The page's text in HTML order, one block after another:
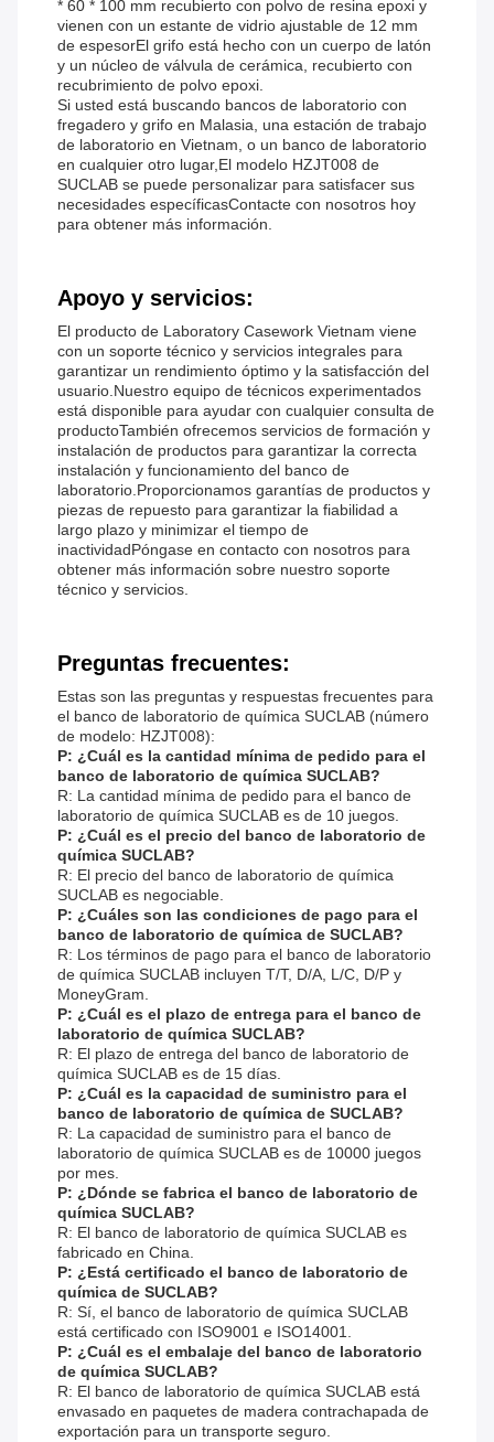
* 60 * 100 mm recubierto con polvo de resina epoxi y
vienen con un estante de vidrio ajustable de 12 mm
de espesorEl grifo está hecho con un cuerpo de latón
y un núcleo de válvula de cerámica, recubierto con
recubrimiento de polvo epoxi.
Si usted está buscando bancos de laboratorio con
fregadero y grifo en Malasia, una estación de trabajo
de laboratorio en Vietnam, o un banco de laboratorio
en cualquier otro lugar,El modelo HZJT008 de
SUCLAB se puede personalizar para satisfacer sus
necesidades específicasContacte con nosotros hoy
para obtener más información.
Apoyo y servicios:
El producto de Laboratory Casework Vietnam viene
con un soporte técnico y servicios integrales para
garantizar un rendimiento óptimo y la satisfacción del
usuario.Nuestro equipo de técnicos experimentados
está disponible para ayudar con cualquier consulta de
productoTambién ofrecemos servicios de formación y
instalación de productos para garantizar la correcta
instalación y funcionamiento del banco de
laboratorio.Proporcionamos garantías de productos y
piezas de repuesto para garantizar la fiabilidad a
largo plazo y minimizar el tiempo de
inactividadPóngase en contacto con nosotros para
obtener más información sobre nuestro soporte
técnico y servicios.
Preguntas frecuentes:
Estas son las preguntas y respuestas frecuentes para
el banco de laboratorio de química SUCLAB (número
de modelo: HZJT008):
P: ¿Cuál es la cantidad mínima de pedido para el
banco de laboratorio de química SUCLAB?
R: La cantidad mínima de pedido para el banco de
laboratorio de química SUCLAB es de 10 juegos.
P: ¿Cuál es el precio del banco de laboratorio de
química SUCLAB?
R: El precio del banco de laboratorio de química
SUCLAB es negociable.
P: ¿Cuáles son las condiciones de pago para el
banco de laboratorio de química de SUCLAB?
R: Los términos de pago para el banco de laboratorio
de química SUCLAB incluyen T/T, D/A, L/C, D/P y
MoneyGram.
P: ¿Cuál es el plazo de entrega para el banco de
laboratorio de química SUCLAB?
R: El plazo de entrega del banco de laboratorio de
química SUCLAB es de 15 días.
P: ¿Cuál es la capacidad de suministro para el
banco de laboratorio de química de SUCLAB?
R: La capacidad de suministro para el banco de
laboratorio de química SUCLAB es de 10000 juegos
por mes.
P: ¿Dónde se fabrica el banco de laboratorio de
química SUCLAB?
R: El banco de laboratorio de química SUCLAB es
fabricado en China.
P: ¿Está certificado el banco de laboratorio de
química de SUCLAB?
R: Sí, el banco de laboratorio de química SUCLAB
está certificado con ISO9001 e ISO14001.
P: ¿Cuál es el embalaje del banco de laboratorio
de química SUCLAB?
R: El banco de laboratorio de química SUCLAB está
envasado en paquetes de madera contrachapada de
exportación para un transporte seguro.